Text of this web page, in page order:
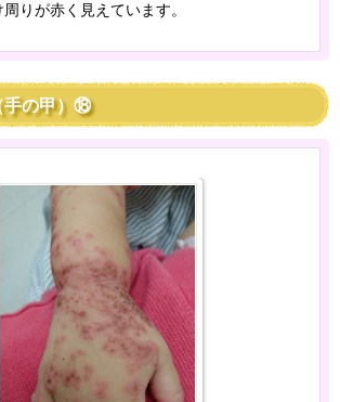
りが赤く見えています。
手の甲）⑱